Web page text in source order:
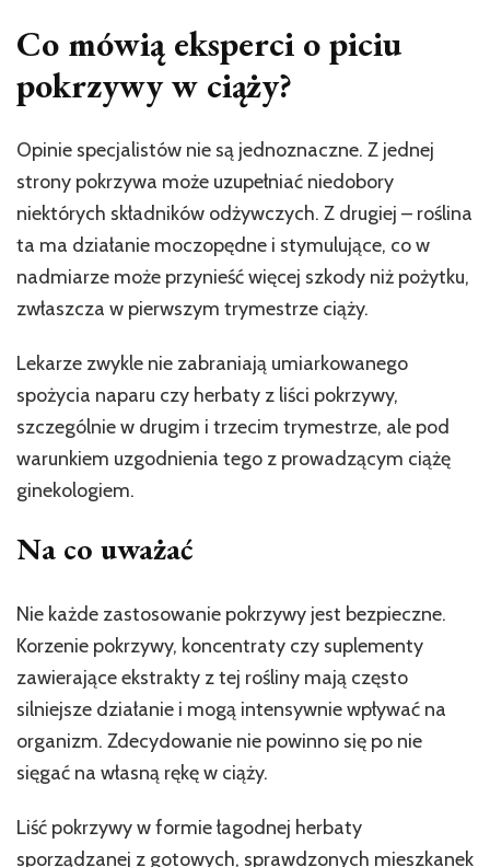
Co mówią eksperci o piciu
pokrzywy w ciąży?
Opinie specjalistów nie są jednoznaczne. Z jednej
strony pokrzywa może uzupełniać niedobory
niektórych składników odżywczych. Z drugiej – roślina
ta ma działanie moczopędne i stymulujące, co w
nadmiarze może przynieść więcej szkody niż pożytku,
zwłaszcza w pierwszym trymestrze ciąży.
Lekarze zwykle nie zabraniają umiarkowanego
spożycia naparu czy herbaty z liści pokrzywy,
szczególnie w drugim i trzecim trymestrze, ale pod
warunkiem uzgodnienia tego z prowadzącym ciążę
ginekologiem.
Na co uważać
Nie każde zastosowanie pokrzywy jest bezpieczne.
Korzenie pokrzywy, koncentraty czy suplementy
zawierające ekstrakty z tej rośliny mają często
silniejsze działanie i mogą intensywnie wpływać na
organizm. Zdecydowanie nie powinno się po nie
sięgać na własną rękę w ciąży.
Liść pokrzywy w formie łagodnej herbaty
sporządzanej z gotowych, sprawdzonych mieszkanek